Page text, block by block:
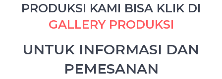
PRODUKSI KAMI BISA KLIK DI
GALLERY PRODUKSI
UNTUK INFORMASI DAN
PEMESANAN